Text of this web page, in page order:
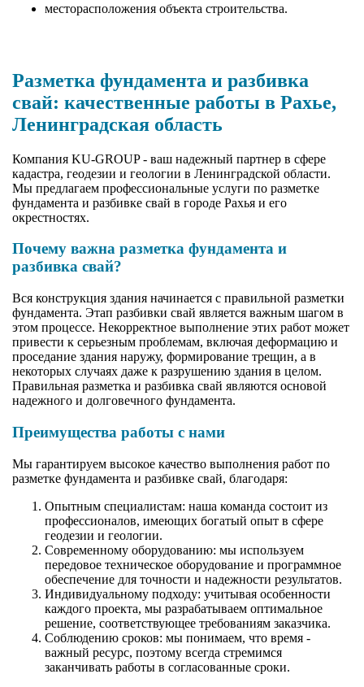
месторасположения объекта строительства.
Разметка фундамента и разбивка
свай: качественные работы в Рахье,
Ленинградская область
Компания KU-GROUP - ваш надежный партнер в сфере
кадастра, геодезии и геологии в Ленинградской области.
Мы предлагаем профессиональные услуги по разметке
фундамента и разбивке свай в городе Рахья и его
окрестностях.
Почему важна разметка фундамента и
разбивка свай?
Вся конструкция здания начинается с правильной разметки
фундамента. Этап разбивки свай является важным шагом в
этом процессе. Некорректное выполнение этих работ может
привести к серьезным проблемам, включая деформацию и
проседание здания наружу, формирование трещин, а в
некоторых случаях даже к разрушению здания в целом.
Правильная разметка и разбивка свай являются основой
надежного и долговечного фундамента.
Преимущества работы с нами
Мы гарантируем высокое качество выполнения работ по
разметке фундамента и разбивке свай, благодаря:
Опытным специалистам: наша команда состоит из
профессионалов, имеющих богатый опыт в сфере
геодезии и геологии.
Современному оборудованию: мы используем
передовое техническое оборудование и программное
обеспечение для точности и надежности результатов.
Индивидуальному подходу: учитывая особенности
каждого проекта, мы разрабатываем оптимальное
решение, соответствующее требованиям заказчика.
Соблюдению сроков: мы понимаем, что время -
важный ресурс, поэтому всегда стремимся
заканчивать работы в согласованные сроки.